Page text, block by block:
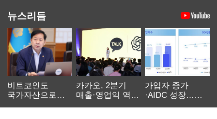
뉴스리듬
비트코인도
국가자산으로…'
카카오, 2분기
매출·영업익 역대
가입자 증가
·AIDC 성장…